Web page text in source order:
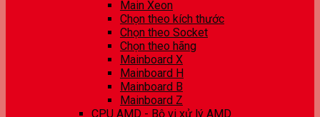
Main Xeon
Chọn theo kích thước
Chọn theo Socket
Chọn theo hãng
Mainboard X
Mainboard H
Mainboard B
Mainboard Z
CPU AMD - Bộ vi xử lý AMD